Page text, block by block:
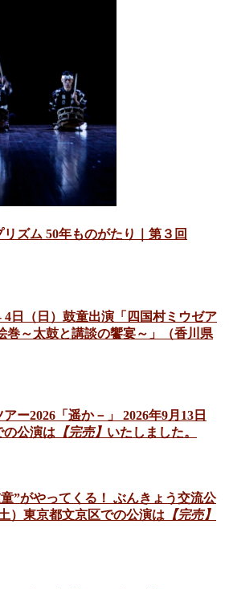
ズム 50年ものがたり｜第３回
4日（日）鼓童出演「四国村ミウゼア
巻～太鼓と講談の饗宴～」（香川県
ー2026「遥か－」 2026年9月13日
の公演は 【完売】 いたしました。
童”がやってくる！ ぶんきょう交流公
）東京都文京区での公演は 【完売】